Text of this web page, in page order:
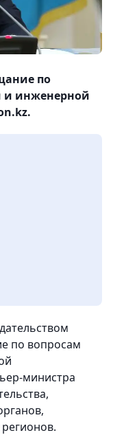
по
и инженерной
по вопросам
министра